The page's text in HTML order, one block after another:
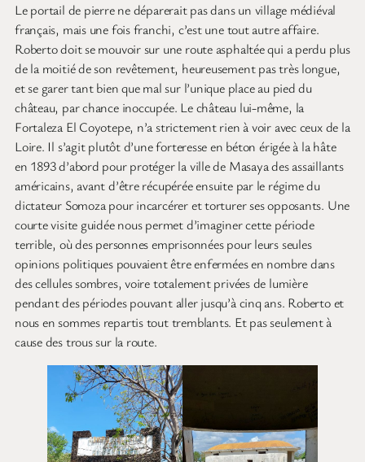
Le portail de pierre ne déparerait pas dans un village médiéval
français, mais une fois franchi, c’est une tout autre affaire.
Roberto doit se mouvoir sur une route asphaltée qui a perdu plus
de la moitié de son revêtement, heureusement pas très longue,
et se garer tant bien que mal sur l’unique place au pied du
château, par chance inoccupée. Le château lui-même, la
Fortaleza El Coyotepe, n’a strictement rien à voir avec ceux de la
Loire. Il s’agit plutôt d’une forteresse en béton érigée à la hâte
en 1893 d’abord pour protéger la ville de Masaya des assaillants
américains, avant d’être récupérée ensuite par le régime du
dictateur Somoza pour incarcérer et torturer ses opposants. Une
courte visite guidée nous permet d’imaginer cette période
terrible, où des personnes emprisonnées pour leurs seules
opinions politiques pouvaient être enfermées en nombre dans
des cellules sombres, voire totalement privées de lumière
pendant des périodes pouvant aller jusqu’à cinq ans. Roberto et
nous en sommes repartis tout tremblants. Et pas seulement à
cause des trous sur la route.